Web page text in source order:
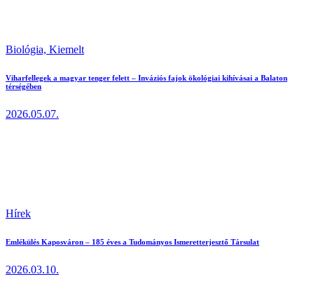
Biológia, Kiemelt
Viharfellegek a magyar tenger felett – Inváziós fajok ökológiai kihívásai a Balaton
térségében
2026.05.07.
Hírek
Emlékülés Kaposváron – 185 éves a Tudományos Ismeretterjesztő Társulat
2026.03.10.